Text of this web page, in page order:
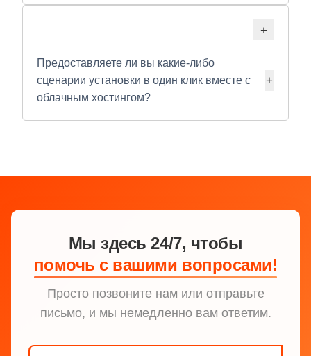
Предоставляете ли вы какие-либо
сценарии установки в один клик вместе с
облачным хостингом?
Мы здесь 24/7, чтобы
помочь с вашими вопросами!
Просто позвоните нам или отправьте
письмо, и мы немедленно вам ответим.